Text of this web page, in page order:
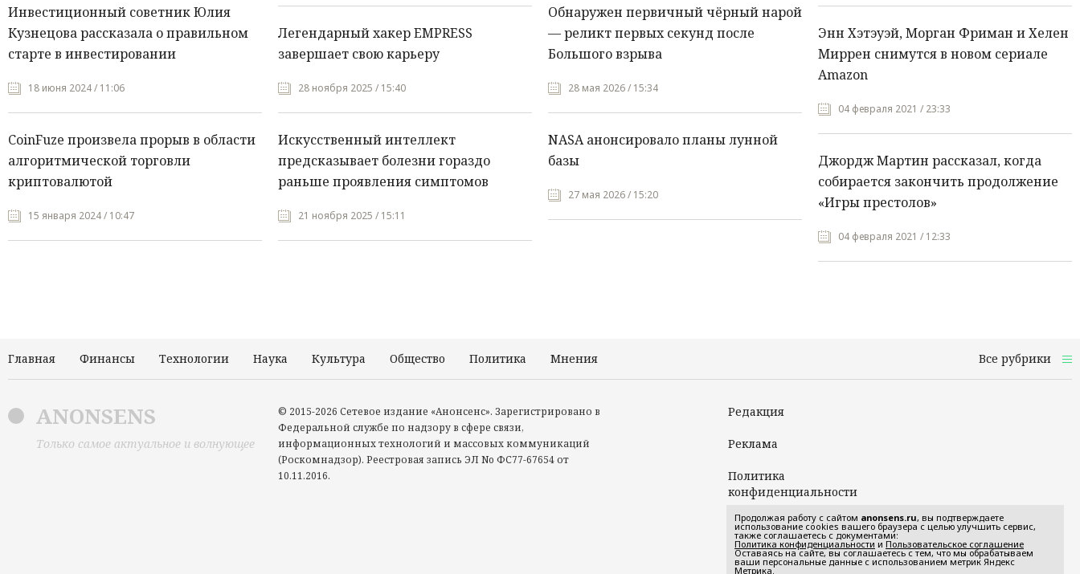
Инвестиционный советник Юлия
Кузнецова рассказала о правильном
старте в инвестировании
18 июня 2024 / 11:06
CoinFuze произвела прорыв в области
алгоритмической торговли
криптовалютой
15 января 2024 / 10:47
Легендарный хакер EMPRESS
завершает свою карьеру
28 ноября 2025 / 15:40
Искусственный интеллект
предсказывает болезни гораздо
раньше проявления симптомов
21 ноября 2025 / 15:11
Обнаружен первичный чёрный нарой
— реликт первых секунд после
Большого взрыва
28 мая 2026 / 15:34
NASA анонсировало планы лунной
базы
27 мая 2026 / 15:20
Энн Хэтэуэй, Морган Фриман и Хелен
Миррен снимутся в новом сериале
Amazon
04 февраля 2021 / 23:33
Джордж Мартин рассказал, когда
собирается закончить продолжение
«Игры престолов»
04 февраля 2021 / 12:33
Главная Финансы Технологии Наука Культура Общество Политика Мнения Все рубрики
ANONSENS
Только самое актуальное и волнующее
© 2015-2026 Сетевое издание «Анонсенс». Зарегистрировано в
Федеральной службе по надзору в сфере связи,
информационных технологий и массовых коммуникаций
(Роскомнадзор). Реестровая запись ЭЛ No ФС77-67654 от
10.11.2016.
Редакция
Реклама
Политика
конфиденциальности
Пользовательское
соглашение
Продолжая работу с сайтом anonsens.ru, вы подтверждаете
использование cookies вашего браузера с целью улучшить сервис,
также соглашаетесь с документами:
Политика конфиденциальности и Пользовательское соглашение
Оставаясь на сайте, вы соглашаетесь с тем, что мы обрабатываем
ваши персональные данные с использованием метрик Яндекс
Метрика.